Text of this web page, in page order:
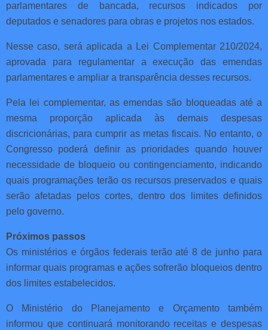
parlamentares de bancada, recursos indicados por
deputados e senadores para obras e projetos nos estados.
Nesse caso, será aplicada a Lei Complementar 210/2024,
aprovada para regulamentar a execução das emendas
parlamentares e ampliar a transparência desses recursos.
Pela lei complementar, as emendas são bloqueadas até a
mesma proporção aplicada às demais despesas
discricionárias, para cumprir as metas fiscais. No entanto, o
Congresso poderá definir as prioridades quando houver
necessidade de bloqueio ou contingenciamento, indicando
quais programações terão os recursos preservados e quais
serão afetadas pelos cortes, dentro dos limites definidos
pelo governo.
Próximos passos
Os ministérios e órgãos federais terão até 8 de junho para
informar quais programas e ações sofrerão bloqueios dentro
dos limites estabelecidos.
O Ministério do Planejamento e Orçamento também
informou que continuará monitorando receitas e despesas